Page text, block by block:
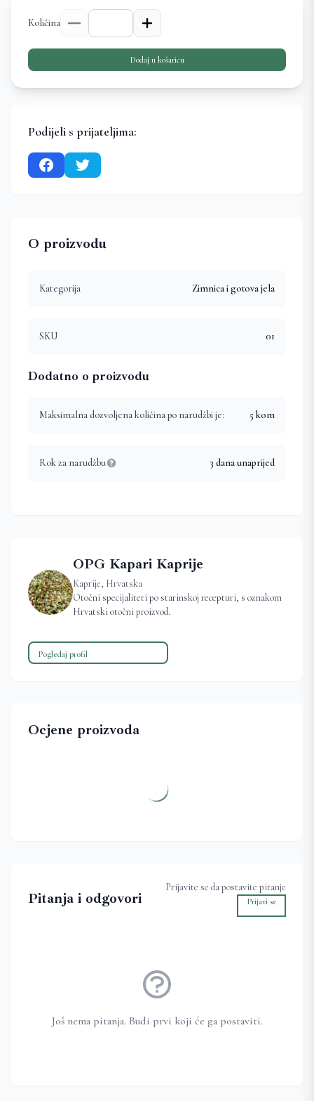
Količina
Dodaj u košaricu
Podijeli s prijateljima:
O proizvodu
Kategorija Zimnica i gotova jela
SKU 01
Dodatno o proizvodu
Maksimalna dozvoljena količina po narudžbi je: 5 kom
Rok za narudžbu 3 dana unaprijed
OPG Kapari Kaprije
Kaprije, Hrvatska
Otočni specijaliteti po starinskoj recepturi, s oznakom
Hrvatski otočni proizvod.
Pogledaj profil
Ocjene proizvoda
Pitanja i odgovori
Prijavite se da postavite pitanje
Prijavi se
Još nema pitanja. Budi prvi koji će ga postaviti.